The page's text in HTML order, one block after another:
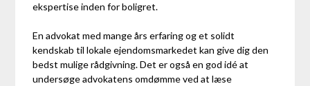
ekspertise inden for boligret.
En advokat med mange års erfaring og et solidt
kendskab til lokale ejendomsmarkedet kan give dig den
bedst mulige rådgivning. Det er også en god idé at
undersøge advokatens omdømme ved at læse